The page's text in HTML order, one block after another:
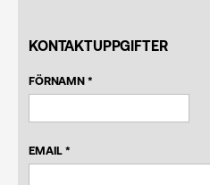
KONTAKTUPPGIFTER
FÖRNAMN *
EMAIL *